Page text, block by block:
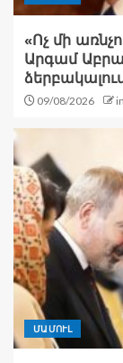
«Ոչ մի
Արգամ
09/08/2026
ՄԱՄՈՒԼ